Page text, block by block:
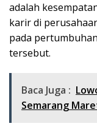
adalah
karir di
pada
tersebut.
Baca Juga :
Semarang